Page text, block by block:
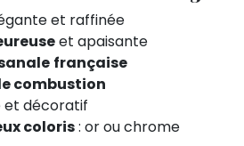
et raffinée
et apaisante
française
combustion
et décoratif
coloris: or ou chrome